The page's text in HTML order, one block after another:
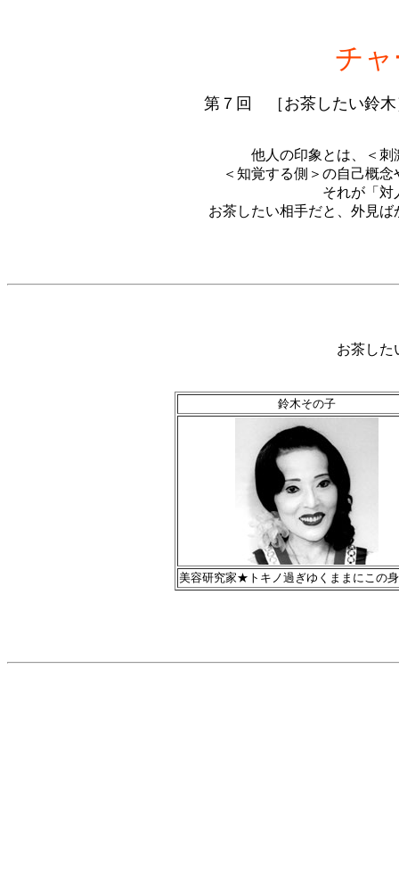
チ
第７回 ［お茶したい鈴
他人の印象とは、＜
＜知覚する側＞の自己概
それが「対
お茶したい相手だと、外見
お茶した
鈴木その子
美容研究家★トキノ過ぎゆくままにこの